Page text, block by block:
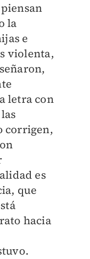
la
e
violenta,
letra con
corrigen,
es
que
hacia